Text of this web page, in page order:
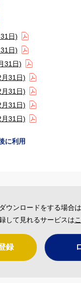
日)
日)
31日)
31日)
31日)
31日)
31日)
に利用
ンロードをする場合
して見れるサービスは
録